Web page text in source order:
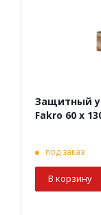
Защитный
Fakro 60 х
под заказ
В корзину